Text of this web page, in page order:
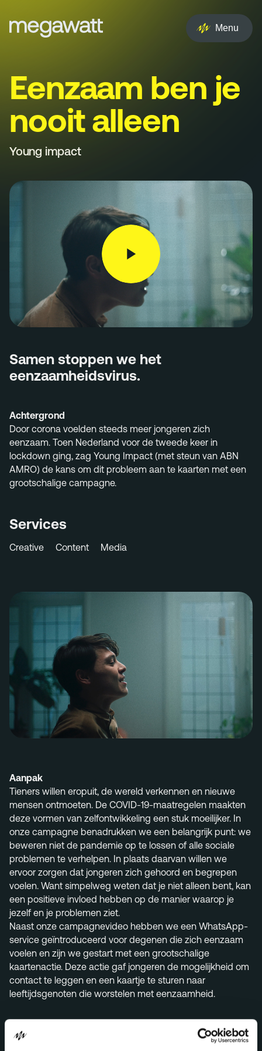
Menu
ENNL
Creative
Social
Experience
Influencer
PR & Media
Services
Work
Insights
Contact
info@megawatt.agency
Eenzaam ben je
nooit alleen
Young impact
Samen stoppen we het
eenzaamheidsvirus.
Achtergrond
Door corona voelden steeds meer jongeren zich
eenzaam. Toen Nederland voor de tweede keer in
lockdown ging, zag Young Impact (met steun van ABN
AMRO) de kans om dit probleem aan te kaarten met een
grootschalige campagne.
Services
Creative Content Media
Aanpak
Tieners willen eropuit, de wereld verkennen en nieuwe
mensen ontmoeten. De COVID-19-maatregelen maakten
deze vormen van zelfontwikkeling een stuk moeilijker. In
onze campagne benadrukken we een belangrijk punt: we
beweren niet de pandemie op te lossen of alle sociale
problemen te verhelpen. In plaats daarvan willen we
ervoor zorgen dat jongeren zich gehoord en begrepen
voelen. Want simpelweg weten dat je niet alleen bent, kan
een positieve invloed hebben op de manier waarop je
jezelf en je problemen ziet.
Naast onze campagnevideo hebben we een WhatsApp-
service geïntroduceerd voor degenen die zich eenzaam
voelen en zijn we gestart met een grootschalige
kaartenactie. Deze actie gaf jongeren de mogelijkheid om
contact te leggen en een kaartje te sturen naar
leeftijdsgenoten die worstelen met eenzaamheid.